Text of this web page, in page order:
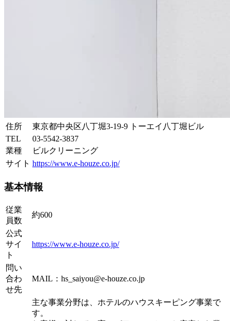
住所
東京都中央区八丁堀3-19-9 トーエイ八丁堀ビル
TEL
03-5542-3837
業種
ビルクリーニング
サイト https://www.e-houze.co.jp/
基本情報
従業
員数
約600
公式
サイ
ト
https://www.e-houze.co.jp/
問い
合わ
せ先
MAIL：hs_saiyou@e-houze.co.jp
主な事業分野は、ホテルのハウスキーピング事業で
す。